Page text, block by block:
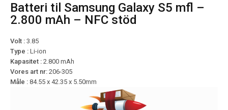
Batteri til Samsung Galaxy S5 mfl –
2.800 mAh – NFC stöd
Volt : 3.85
Type : Li-ion
Kapasitet : 2.800 mAh
Vores art nr: 206-305
Måle : 84.55 x 42.35 x 5.50mm